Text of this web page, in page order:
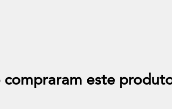
compraram este